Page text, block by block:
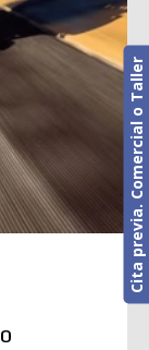
Cita previa. Comercial o Taller